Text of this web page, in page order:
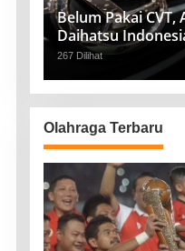
Belum Pakai
Daihatsu
267 Dilihat
Olahraga Terbaru